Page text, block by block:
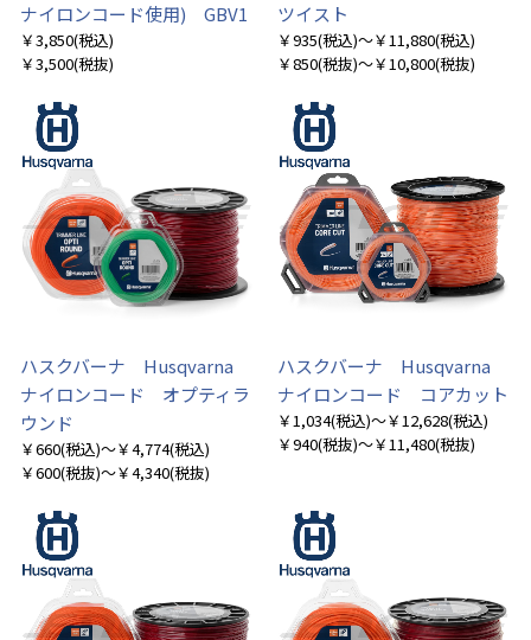
ナイロンコード使用) GBV1
￥3,850(税込)
￥3,500(税抜)
ツイスト
￥935(税込)～￥11,880(税込)
￥850(税抜)～￥10,800(税抜)
ハスクバーナ Husqvarna
ナイロンコード オプティラ
ウンド
￥660(税込)～￥4,774(税込)
￥600(税抜)～￥4,340(税抜)
ハスクバーナ Husqvarna
ナイロンコード コアカット
￥1,034(税込)～￥12,628(税込)
￥940(税抜)～￥11,480(税抜)